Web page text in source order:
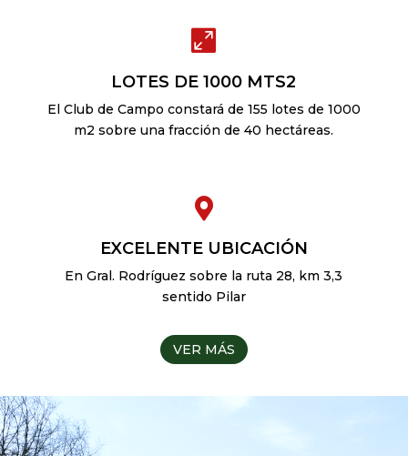

LOTES DE 1000 MTS2
El Club de Campo constará de 155 lotes de 1000
m2 sobre una fracción de 40 hectáreas.

EXCELENTE UBICACIÓN
En Gral. Rodríguez sobre la ruta 28, km 3,3
sentido Pilar
VER MÁS